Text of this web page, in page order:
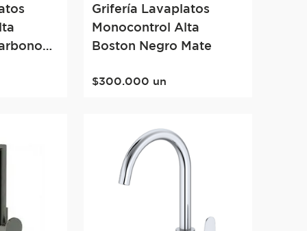
Grifería Lavaplatos
Monocontrol Alta
Boston Negro Mate
$300.000 un